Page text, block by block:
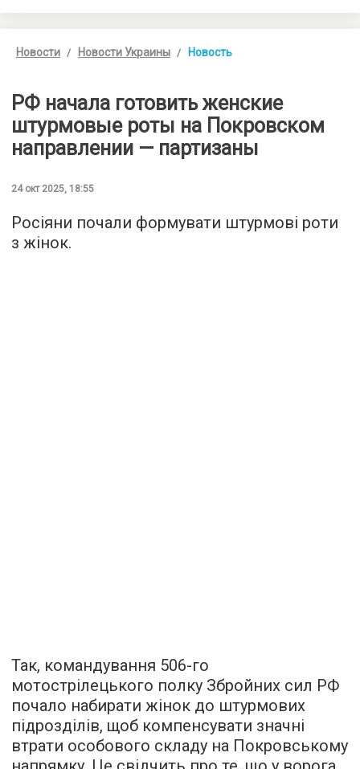
Новости Новости Украины Новость
РФ начала готовить женские
штурмовые роты на Покровском
направлении — партизаны
24 окт 2025, 18:55
Росіяни почали формувати штурмові роти
з жінок.
Так, командування 506-го
мотострілецького полку Збройних сил РФ
почало набирати жінок до штурмових
підрозділів, щоб компенсувати значні
втрати особового складу на Покровському